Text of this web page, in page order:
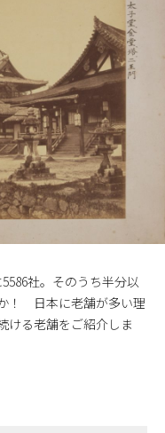
社。そのうち半分以
！ 日本に老舗が多い理
ける老舗をご紹介しま